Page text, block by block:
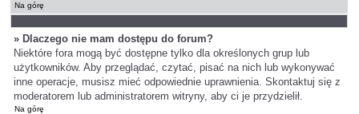
Na górę
» Dlaczego nie mam dostępu do forum?
Niektóre fora mogą być dostępne tylko dla określonych grup lub
użytkowników. Aby przeglądać, czytać, pisać na nich lub wykonywać
inne operacje, musisz mieć odpowiednie uprawnienia. Skontaktuj się z
moderatorem lub administratorem witryny, aby ci je przydzielił.
Na górę